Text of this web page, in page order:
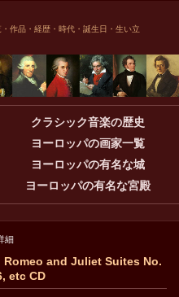
作品・経歴・時代・誕生日・生い立
クラシック音楽の歴史
ヨーロッパの画家一覧
ヨーロッパの有名な城
ヨーロッパの有名な宮殿
細
Romeo and Juliet Suites No.
etc CD